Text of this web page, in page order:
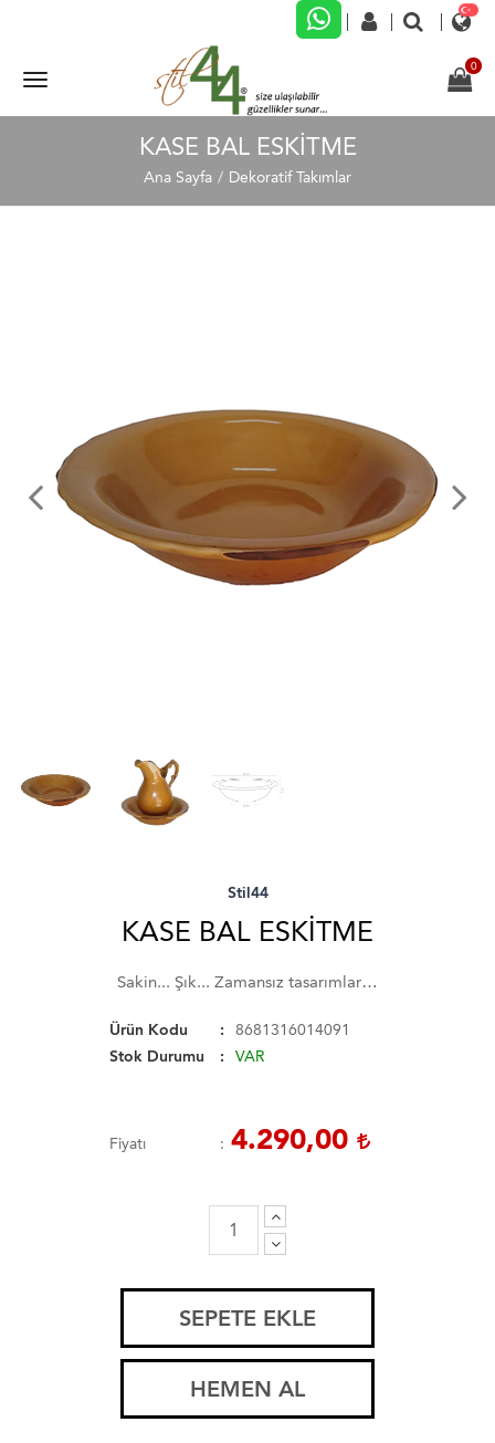
KASE BAL ESKİTME
Ana Sayfa Dekoratif Takımlar
Stil44
KASE BAL ESKİTME
Sakin... Şık... Zamansız tasarımlar…
Ürün Kodu
8681316014091
Stok Durumu
VAR
Fiyatı 4.290,00
SEPETE EKLE
HEMEN AL